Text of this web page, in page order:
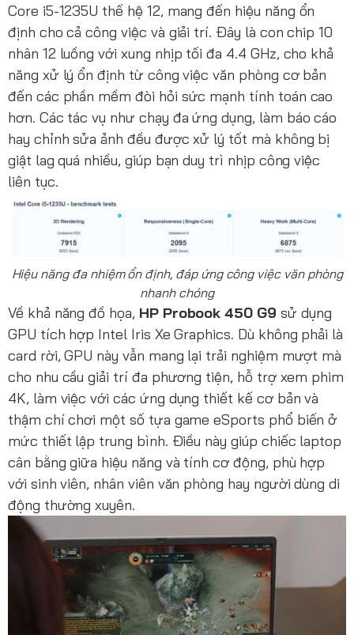
Core i5-1235U thế hệ 12, mang đến hiệu năng ổn
định cho cả công việc và giải trí. Đây là con chip 10
nhân 12 luồng với xung nhịp tối đa 4.4 GHz, cho khả
năng xử lý ổn định từ công việc văn phòng cơ bản
đến các phần mềm đòi hỏi sức mạnh tính toán cao
hơn. Các tác vụ như chạy đa ứng dụng, làm báo cáo
hay chỉnh sửa ảnh đều được xử lý tốt mà không bị
giật lag quá nhiều, giúp bạn duy trì nhịp công việc
liên tục.
Hiệu năng đa nhiệm ổn định, đáp ứng công việc văn phòng
nhanh chóng
Về khả năng đồ họa, HP Probook 450 G9 sử dụng
GPU tích hợp Intel Iris Xe Graphics. Dù không phải là
card rời, GPU này vẫn mang lại trải nghiệm mượt mà
cho nhu cầu giải trí đa phương tiện, hỗ trợ xem phim
4K, làm việc với các ứng dụng thiết kế cơ bản và
thậm chí chơi một số tựa game eSports phổ biến ở
mức thiết lập trung bình. Điều này giúp chiếc laptop
cân bằng giữa hiệu năng và tính cơ động, phù hợp
với sinh viên, nhân viên văn phòng hay người dùng di
động thường xuyên.